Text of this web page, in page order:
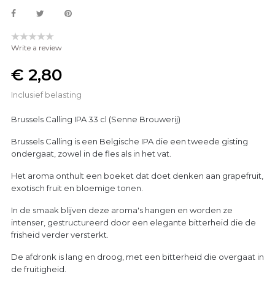
Write a review
€ 2,80
Inclusief belasting
Brussels Calling IPA 33 cl (Senne Brouwerij)
Brussels Calling is een Belgische IPA die een tweede gisting
ondergaat, zowel in de fles als in het vat.
Het aroma onthult een boeket dat doet denken aan grapefruit,
exotisch fruit en bloemige tonen.
In de smaak blijven deze aroma's hangen en worden ze
intenser, gestructureerd door een elegante bitterheid die de
frisheid verder versterkt.
De afdronk is lang en droog, met een bitterheid die overgaat in
de fruitigheid.